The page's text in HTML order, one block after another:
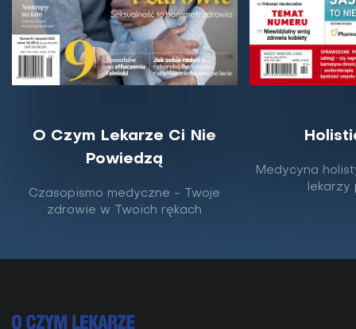
Hirudoterapia to nie wszystko. Poznaj 5
rewolucyjnych terapii naturalnych
Niektóre z nich niosą ze sobą wielowiekową mądrość
O Czym Lekarze Ci Nie
Powiedzą
Czasopismo medyczne - Twoje
zdrowie w Twoich rękach
Medycyna
lekarzy